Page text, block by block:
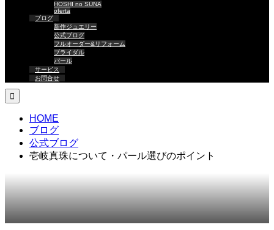
HOSHI no SUNA
oferta
ブログ
新作ジュエリー
公式ブログ
フルオーダー&リフォーム
ブライダル
パール
サービス
お問合せ

HOME
ブログ
公式ブログ
壱岐真珠について・パール選びのポイント